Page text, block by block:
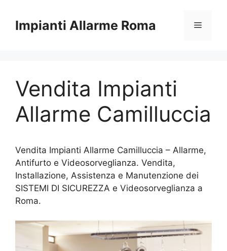
contenuto
Impianti Allarme Roma Menu
Vendita Impianti
Allarme Camilluccia
Vendita Impianti Allarme Camilluccia – Allarme,
Antifurto e Videosorveglianza. Vendita,
Installazione, Assistenza e Manutenzione dei
SISTEMI DI SICUREZZA e Videosorveglianza a
Roma.